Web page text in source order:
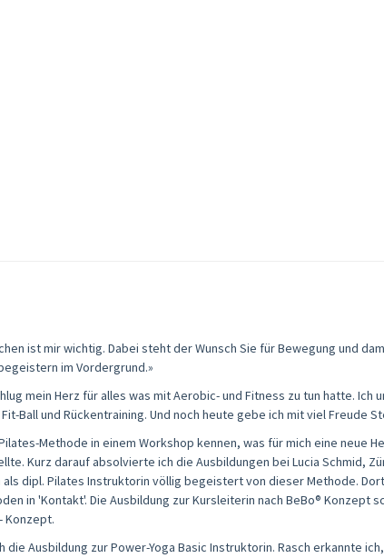
ist mir wichtig. Dabei steht der Wunsch Sie für Bewegung und
im Vordergrund.»
mein Herz für alles was mit Aerobic- und Fitness zu tun hatte.
Ball und Rückentraining. Und noch heute gebe ich mit viel Freude
Methode in einem Workshop kennen, was für mich eine neue
Kurz darauf absolvierte ich die Ausbildungen bei Lucia Schmid,
als dipl. Pilates Instruktorin völlig begeistert von dieser Methode.
in 'Kontakt'. Die Ausbildung zur Kursleiterin nach BeBo® Konzept
Konzept.
die Ausbildung zur Power-Yoga Basic Instruktorin. Rasch erkannte